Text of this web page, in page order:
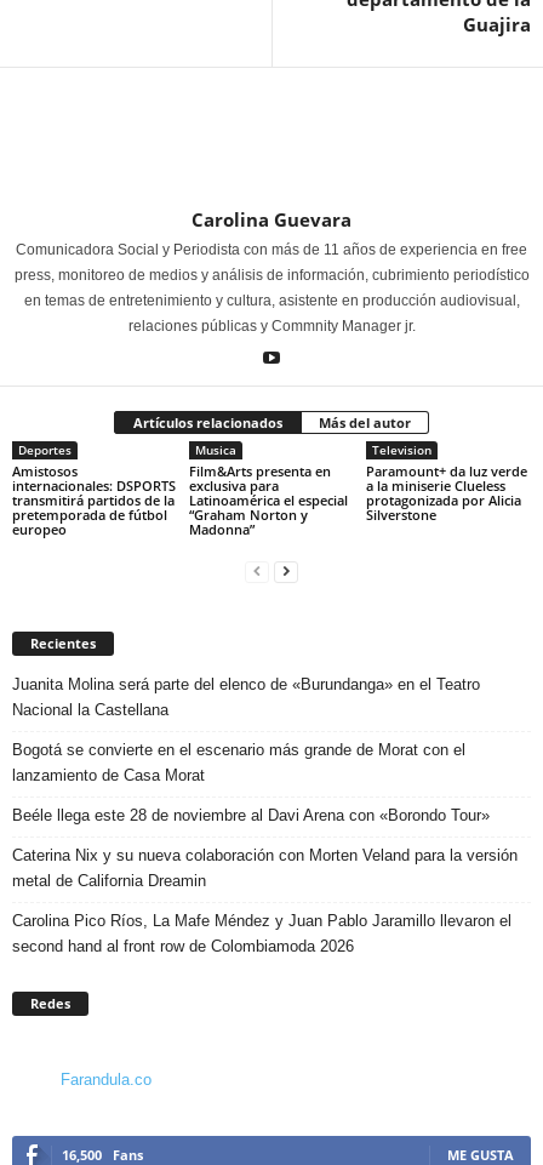
Guajira
Carolina Guevara
Comunicadora Social y Periodista con más de 11 años de experiencia en free
press, monitoreo de medios y análisis de información, cubrimiento periodístico
en temas de entretenimiento y cultura, asistente en producción audiovisual,
relaciones públicas y Commnity Manager jr.
Artículos relacionados Más del autor
Deportes
Amistosos
internacionales: DSPORTS
transmitirá partidos de la
pretemporada de fútbol
europeo
Musica
Film&Arts presenta en
exclusiva para
Latinoamérica el especial
“Graham Norton y
Madonna”
Television
Paramount+ da luz verde
a la miniserie Clueless
protagonizada por Alicia
Silverstone
Recientes
Juanita Molina será parte del elenco de «Burundanga» en el Teatro
Nacional la Castellana
Bogotá se convierte en el escenario más grande de Morat con el
lanzamiento de Casa Morat
Beéle llega este 28 de noviembre al Davi Arena con «Borondo Tour»
Caterina Nix y su nueva colaboración con Morten Veland para la versión
metal de California Dreamin
Carolina Pico Ríos, La Mafe Méndez y Juan Pablo Jaramillo llevaron el
second hand al front row de Colombiamoda 2026
Redes
Farandula.co
16,500 Fans ME GUSTA